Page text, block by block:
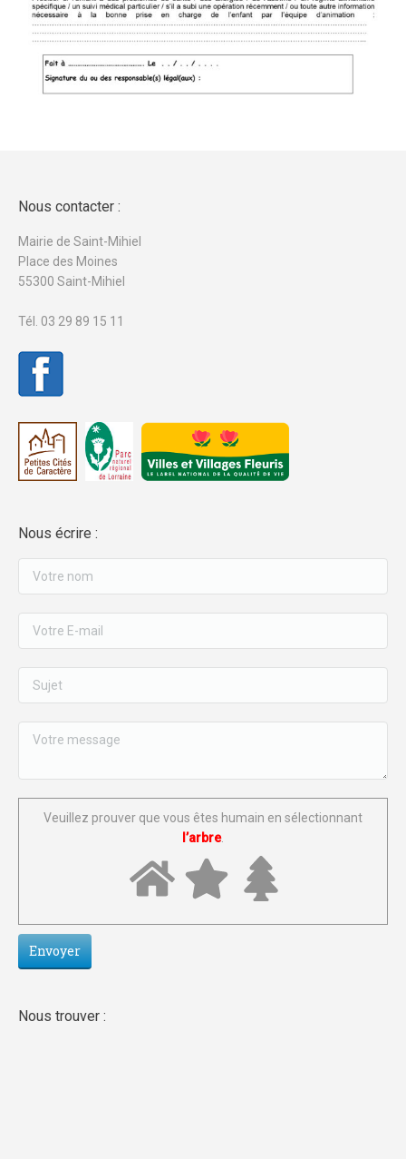
Nous contacter :
Mairie de Saint-Mihiel
Place des Moines
55300 Saint-Mihiel
Tél. 03 29 89 15 11
Nous écrire :
Veuillez prouver que vous êtes humain en sélectionnant
l’arbre.
Nous trouver :